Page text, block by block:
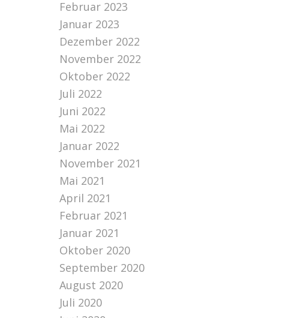
Februar 2023
Januar 2023
Dezember 2022
November 2022
Oktober 2022
Juli 2022
Juni 2022
Mai 2022
Januar 2022
November 2021
Mai 2021
April 2021
Februar 2021
Januar 2021
Oktober 2020
September 2020
August 2020
Juli 2020